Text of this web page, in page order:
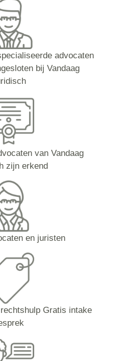
advocaten
bij Vandaag
van Vandaag
zijn erkend
en juristen
Gratis intake